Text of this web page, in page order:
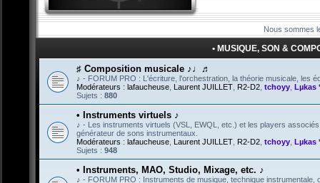
Nous sommes
• MUSIQUE, SON &
♯ Composition musicale ♪♩♬
♪ - FORUM PRO : L'écriture, l'orchestration, la théorie musicale, les
Modérateurs : lafaucheuse Laurent JUILLET R2-D2 tchoyy Lµkas
Sujets : 880
• Instruments virtuels ♪
♪ - Les instruments virtuels (VSL, EWQL, etc.) et les players
générateur de sons instrumentaux.
Modérateurs : lafaucheuse Laurent JUILLET R2-D2 tchoyy Lµkas
Sujets : 948
• Instruments, MAO, Studio, Mixage, etc. ♪
♪ - FORUM PRO : Instruments de musique, technique